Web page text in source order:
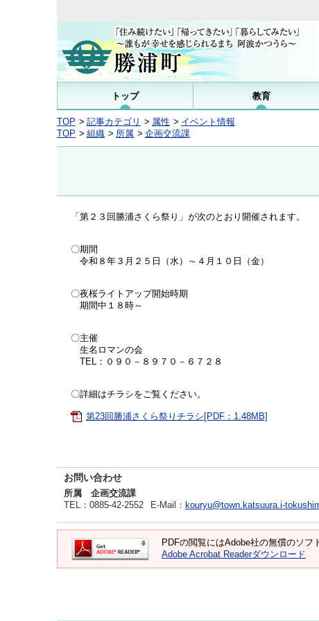
トップ 教育
TOP 記事カテゴリ 属性
イベント情報
TOP
組織 所属 企画交流課
「第２３回勝浦さくら祭り」が次のとおり開催されます。
〇期間
令和８年３月２５日（水）～４月１０日（金）
〇夜桜ライトアップ開始時期
期間中１８時～
〇主催
生名ロマンの会
TEL：０９０－８９７０－６７２８
〇詳細はチラシをご覧ください。
第23回勝浦さくら祭りチラシ[PDF：1.48MB]
お問い合わせ
所属 企画交流課
TEL ：0885-42-2552 E-Mail ： kouryu@town.katsuura.i-
PDFの閲覧にはAdobe社の無償のソフ
Adobe Acrobat Readerダウンロード